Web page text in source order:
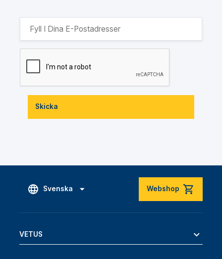
Skicka
Svenska Webshop
VETUS